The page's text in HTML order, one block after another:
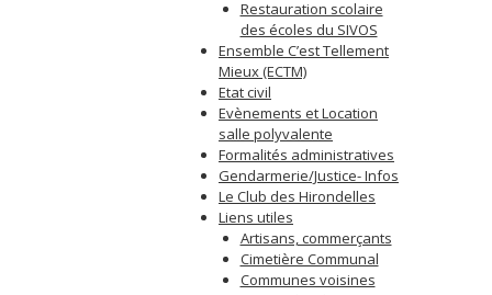
Restauration scolaire
des écoles du SIVOS
Ensemble C’est Tellement
Mieux (ECTM)
Etat civil
Evènements et Location
salle polyvalente
Formalités administratives
Gendarmerie/Justice- Infos
Le Club des Hirondelles
Liens utiles
Artisans, commerçants
Cimetière Communal
Communes voisines